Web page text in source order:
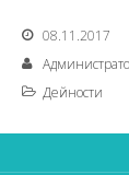
08.11.2017
Дейности